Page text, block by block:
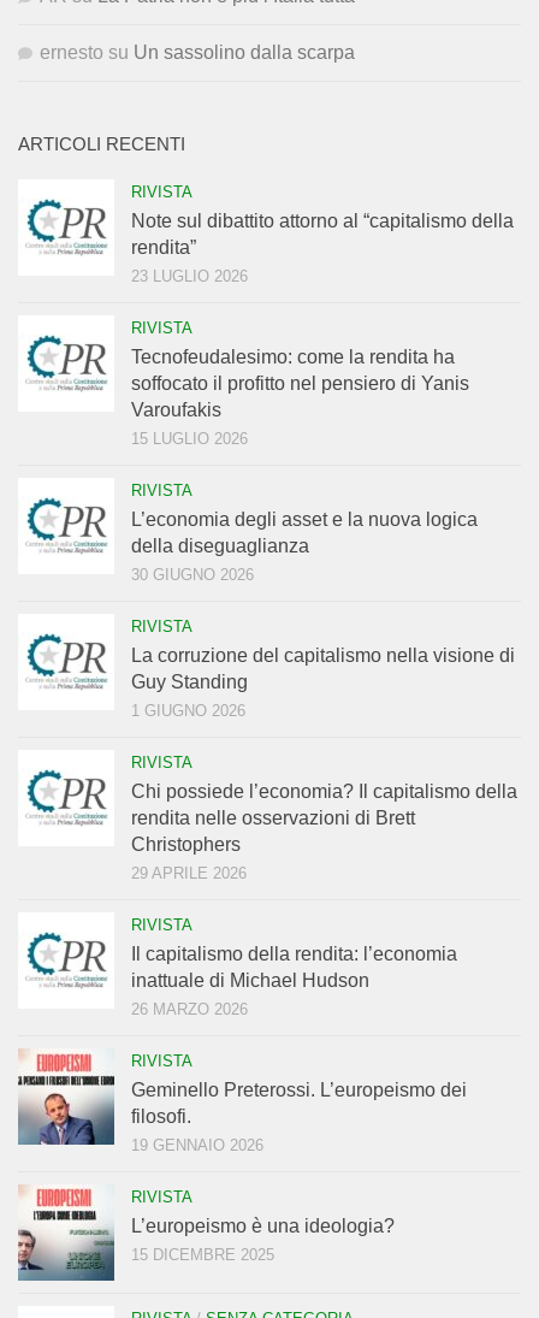
ernesto su Un sassolino dalla scarpa
ARTICOLI RECENTI
RIVISTA
Note sul dibattito attorno al “capitalismo della
rendita”
23 LUGLIO 2026
RIVISTA
Tecnofeudalesimo: come la rendita ha
soffocato il profitto nel pensiero di Yanis
Varoufakis
15 LUGLIO 2026
RIVISTA
L’economia degli asset e la nuova logica
della diseguaglianza
30 GIUGNO 2026
RIVISTA
La corruzione del capitalismo nella visione di
Guy Standing
1 GIUGNO 2026
RIVISTA
Chi possiede l’economia? Il capitalismo della
rendita nelle osservazioni di Brett
Christophers
29 APRILE 2026
RIVISTA
Il capitalismo della rendita: l’economia
inattuale di Michael Hudson
26 MARZO 2026
RIVISTA
Geminello Preterossi. L’europeismo dei
filosofi.
19 GENNAIO 2026
RIVISTA
L’europeismo è una ideologia?
15 DICEMBRE 2025